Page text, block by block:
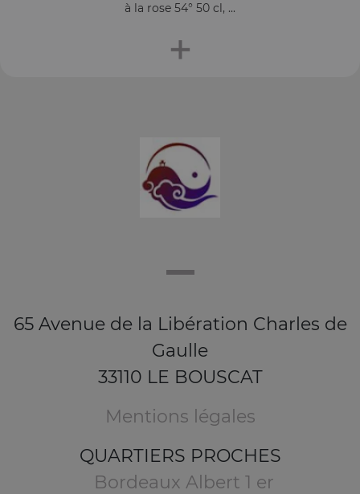
à la rose 54° 50 cl, ...
+
65 Avenue de la Libération Charles de
Gaulle
33110 LE BOUSCAT
Mentions légales
QUARTIERS PROCHES
Bordeaux Albert 1 er